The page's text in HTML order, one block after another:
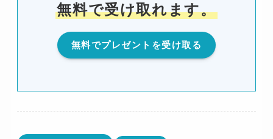
無料で受け取れます。
無料でプレゼントを受け取る